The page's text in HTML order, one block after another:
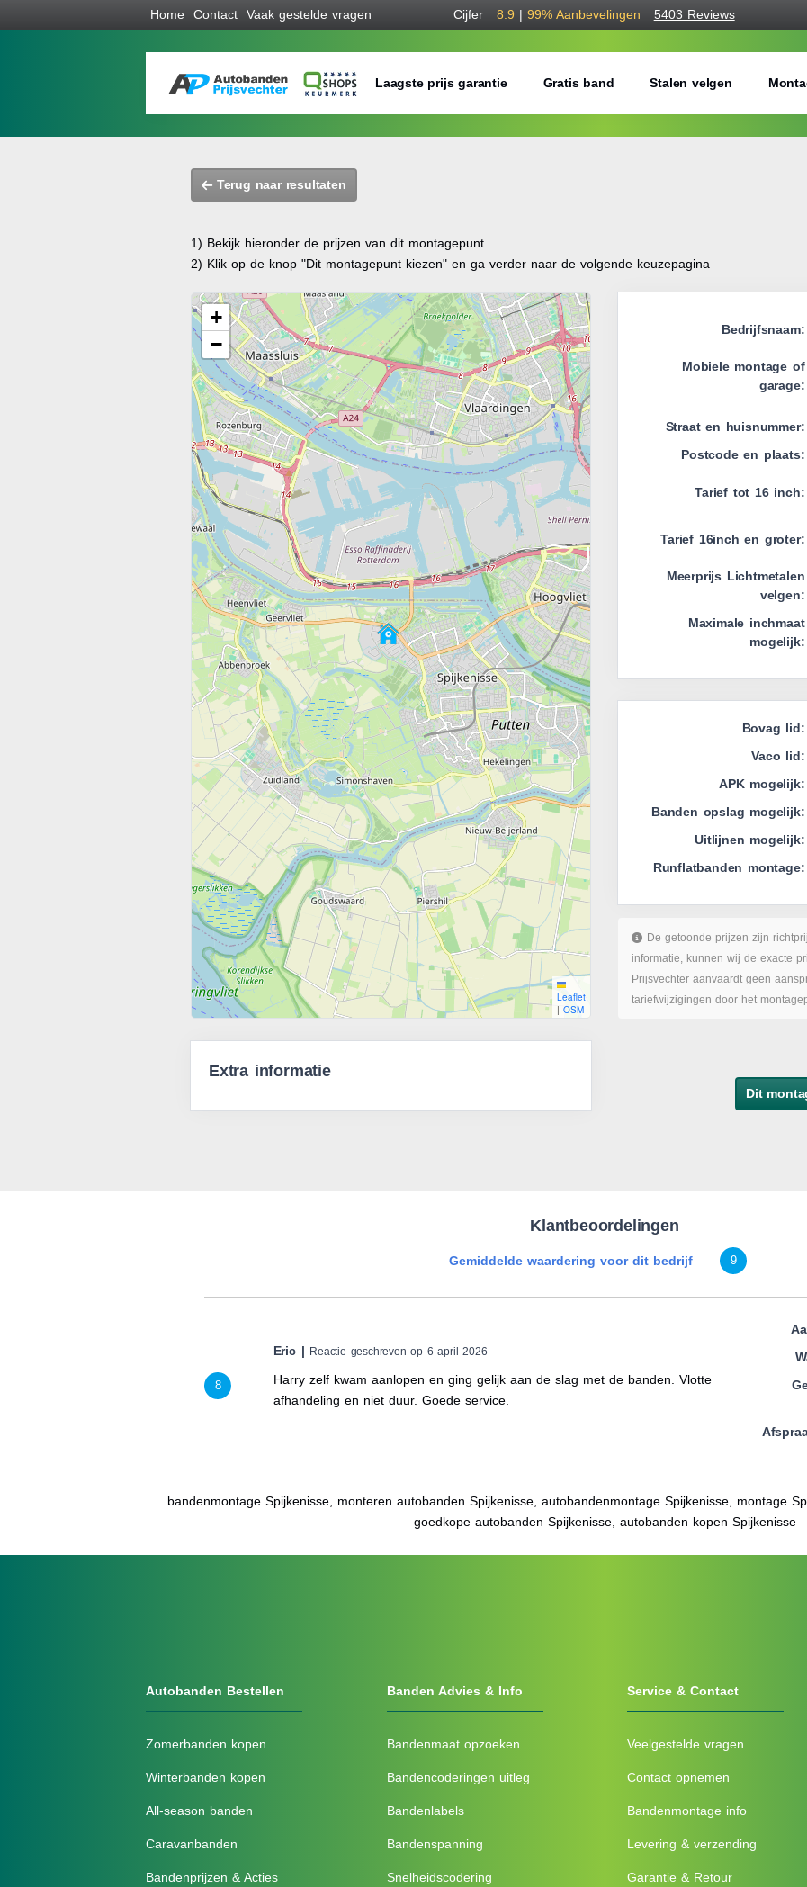
Home Contact Vaak gestelde vragen Cijfer 8.9 | 99% Aanbevelingen 5403 Reviews
Laagste prijs garantie Gratis band Stalen velgen
Terug naar resultaten
1) Bekijk hieronder de prijzen van dit montagepunt
2) Klik op de knop "Dit montagepunt kiezen" en ga verder naar de volgende keuzepagina
+
−
Leaflet
| OSM
Bedrijfsnaam:
Mobiele montage of
garage:
Straat en huisnummer:
Postcode en plaats:
Tarief tot 16 inch:
Tarief 16inch en groter:
Meerprijs Lichtmetalen
velgen:
Maximale inchmaat
mogelijk:
Bovag lid:
Vaco lid:
APK mogelijk:
Banden opslag mogelijk:
Uitlijnen mogelijk:
Runflatbanden montage:
De getoonde prijzen zijn
informatie, kunnen wij de exacte
Prijsvechter aanvaardt geen
tariefwijzigingen door het
Extra informatie
Dit
Klantbeoordelingen
Gemiddelde waardering voor dit bedrijf 9
8
Eric | Reactie geschreven op 6 april 2026
Harry zelf kwam aanlopen en ging gelijk aan de slag met de banden. Vlotte
afhandeling en niet duur. Goede service.
bandenmontage Spijkenisse, monteren autobanden Spijkenisse, autobandenmontage Spijkenisse, montage
goedkope autobanden Spijkenisse, autobanden kopen Spijkenisse
Autobanden Bestellen
Zomerbanden kopen
Winterbanden kopen
All-season banden
Caravanbanden
Bandenprijzen & Acties
Banden Advies & Info
Bandenmaat opzoeken
Bandencoderingen uitleg
Bandenlabels
Bandenspanning
Snelheidscodering
Service & Contact
Veelgestelde vragen
Contact opnemen
Bandenmontage info
Levering & verzending
Garantie & Retour